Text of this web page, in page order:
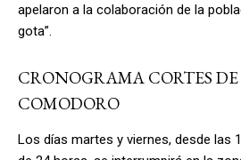
apelaron a la colaboración de la
gota”.
CRONOGRAMA CORTES
COMODORO
Los días martes y viernes, desde las